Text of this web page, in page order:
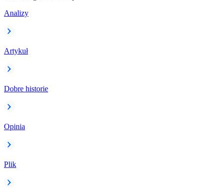
Analizy
Artykuł
Dobre historie
Opinia
Plik